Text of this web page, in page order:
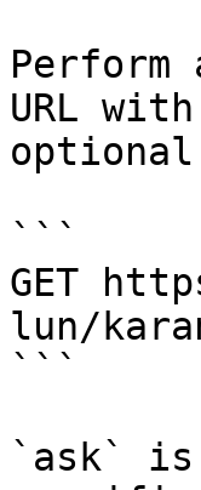
Perform
URL
```
GET
lun/
```
`ask` is